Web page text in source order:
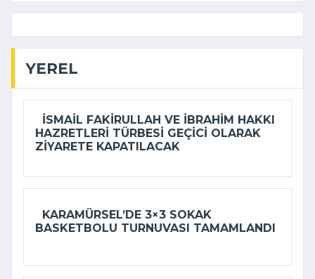
YEREL
İSMAIL FAKIRULLAH VE İBRAHIM HAKKI
HAZRETLERI TÜRBESI GEÇICI OLARAK
ZIYARETE KAPATILACAK
KARAMÜRSEL’DE 3×3 SOKAK
BASKETBOLU TURNUVASI TAMAMLANDI